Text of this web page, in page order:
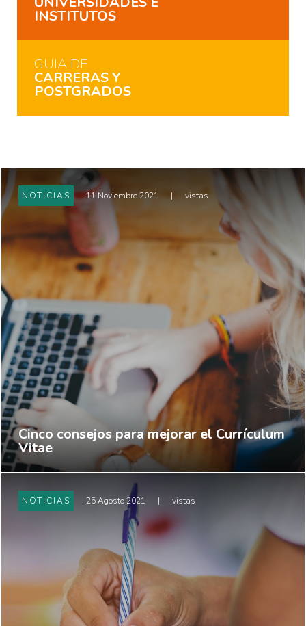
INSTITUTOS
GUIA DE
CARRERAS Y
POSTGRADOS
NOTICIAS 11 Noviembre 2021 | vistas
Cinco consejos para mejorar el Currículum
Vitae
NOTICIAS 25 Agosto 2021 | vistas